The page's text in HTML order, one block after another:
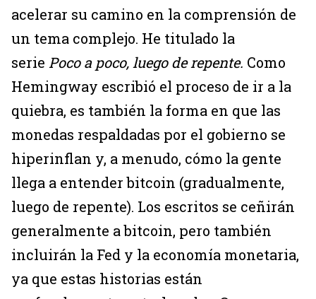
acelerar su camino en la comprensión de
un tema complejo. He titulado la
serie Poco a poco, luego de repente. Como
Hemingway escribió el proceso de ir a la
quiebra, es también la forma en que las
monedas respaldadas por el gobierno se
hiperinflan y, a menudo, cómo la gente
llega a entender bitcoin (gradualmente,
luego de repente). Los escritos se ceñirán
generalmente a bitcoin, pero también
incluirán la Fed y la economía monetaria,
ya que estas historias están